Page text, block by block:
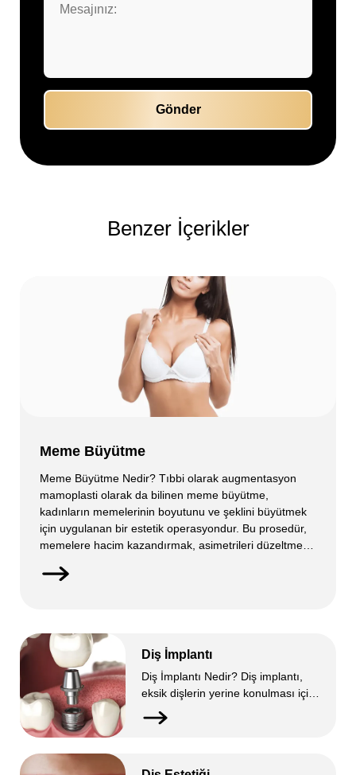
Benzer İçerikler
Meme Büyütme
Meme Büyütme Nedir? Tıbbi olarak augmentasyon
mamoplasti olarak da bilinen meme büyütme,
kadınların memelerinin boyutunu ve şeklini büyütmek
için uygulanan bir estetik operasyondur. Bu prosedür,
memelere hacim kazandırmak, asimetrileri düzeltmek
küçülmüş olan memeleri yeniden doldurmak için
Diş İmplantı
Diş İmplantı Nedir? Diş implantı,
eksik dişlerin yerine konulması için
kullanılan yapay diş kökleridir. Bu
kökler genellikle titanyumdan